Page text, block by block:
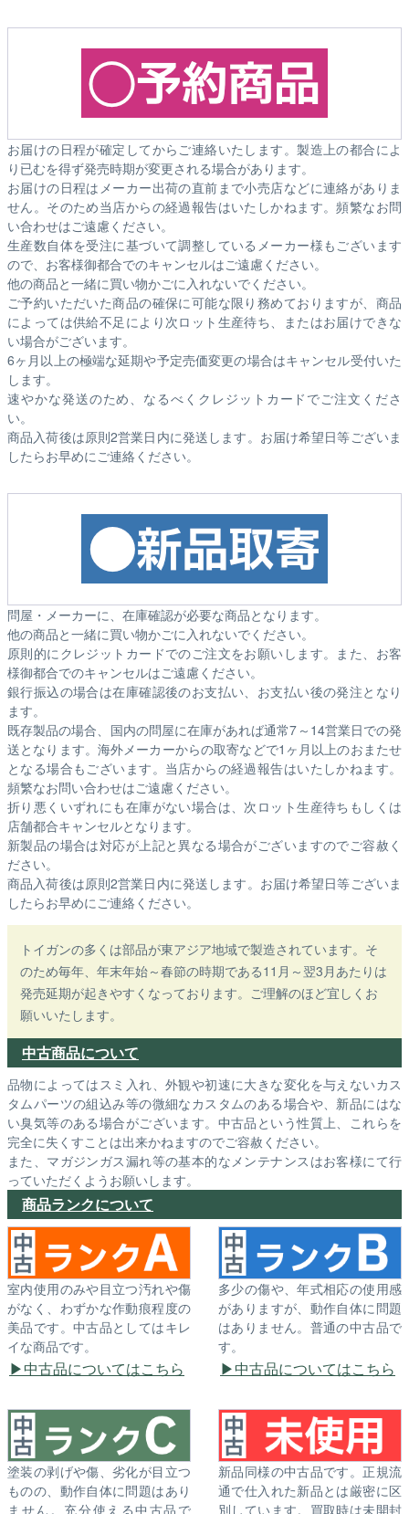
お届けの日程が確定してからご連絡いたします。製造上の都合によ
り已むを得ず発売時期が変更される場合があります。
お届けの日程はメーカー出荷の直前まで小売店などに連絡がありま
せん。そのため当店からの経過報告はいたしかねます。頻繁なお問
い合わせはご遠慮ください。
生産数自体を受注に基づいて調整しているメーカー様もございます
ので、お客様御都合でのキャンセルはご遠慮ください。
他の商品と一緒に買い物かごに入れないでください。
ご予約いただいた商品の確保に可能な限り務めておりますが、商品
によっては供給不足により次ロット生産待ち、またはお届けできな
い場合がございます。
6ヶ月以上の極端な延期や予定売価変更の場合はキャンセル受付いた
します。
速やかな発送のため、なるべくクレジットカードでご注文くださ
い。
商品入荷後は原則2営業日内に発送します。お届け希望日等ございま
したらお早めにご連絡ください。
問屋・メーカーに、在庫確認が必要な商品となります。
他の商品と一緒に買い物かごに入れないでください。
原則的にクレジットカードでのご注文をお願いします。また、お客
様御都合でのキャンセルはご遠慮ください。
銀行振込の場合は在庫確認後のお支払い、お支払い後の発注となり
ます。
既存製品の場合、国内の問屋に在庫があれば通常7～14営業日での発
送となります。海外メーカーからの取寄などで1ヶ月以上のおまたせ
となる場合もございます。 当店からの経過報告はいたしかねます。
頻繁なお問い合わせはご遠慮ください。
折り悪くいずれにも在庫がない場合は、次ロット生産待ちもしくは
店舗都合キャンセルとなります。
新製品の場合は対応が上記と異なる場合がございますのでご容赦く
ださい。
商品入荷後は原則2営業日内に発送します。お届け希望日等ございま
したらお早めにご連絡ください。
トイガンの多くは部品が東アジア地域で製造されています。そ
のため毎年、年末年始～春節の時期である11月～翌3月あたりは
発売延期が起きやすくなっております。ご理解のほど宜しくお
願いいたします。
中古商品について
品物によってはスミ入れ、外観や初速に大きな変化を与えないカス
タムパーツの組込み等の微細なカスタムのある場合や、新品にはな
い臭気等のある場合がございます。中古品という性質上、これらを
完全に失くすことは出来かねますのでご容赦ください。
また、マガジンガス漏れ等の基本的なメンテナンスはお客様にて行
っていただくようお願いします。
商品ランクについて
室内使用のみや目立つ汚れや傷
がなく、わずかな作動痕程度の
美品です。中古品としてはキレ
イな商品です。
中古品についてはこちら
多少の傷や、年式相応の使用感
がありますが、動作自体に問題
はありません。普通の中古品で
す。
中古品についてはこちら
塗装の剥げや傷、劣化が目立つ
ものの、動作自体に問題はあり
ません。充分使える中古品で
新品同様の中古品です。正規流
通で仕入れた新品とは厳密に区
別しています。買取時は未開封